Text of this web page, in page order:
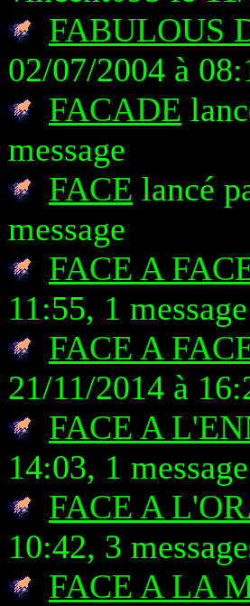
FABULOUS
02/07/2004 à
FACADE
message
FACE lancé
message
FACE A
11:55, 1 message
FACE A
21/11/2014 à
FACE A
14:03, 1 message
FACE A
10:42, 3
FACE A LA